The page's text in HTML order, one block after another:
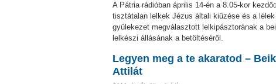
A Pátria rádióban április 14-én a 8.05-kor
tisztátalan lelkek Jézus általi kiűzése és a
gyülekezet megválasztott lelkipásztorának a
lelkészi állásának a betöltéséről.
Legyen meg a te akaratod –
Attilát